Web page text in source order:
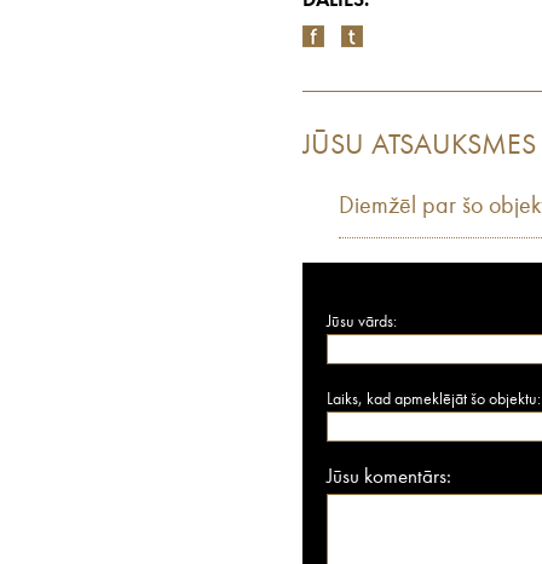
JŪSU ATSAUKSMES
Diemžēl par šo
Jūsu vārds:
Laiks, kad apmeklējāt šo objektu:
Jūsu komentārs: